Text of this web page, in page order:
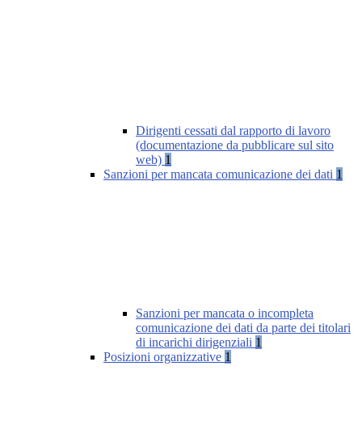
Dirigenti cessati dal rapporto di lavoro
(documentazione da pubblicare sul sito
web) 1
Sanzioni per mancata comunicazione dei dati 1
Sanzioni per mancata o incompleta
comunicazione dei dati da parte dei titolari
di incarichi dirigenziali 1
Posizioni organizzative 1